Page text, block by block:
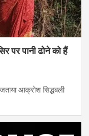
पर पानी ढोने को हैं
आक्रोश सिद्धबली